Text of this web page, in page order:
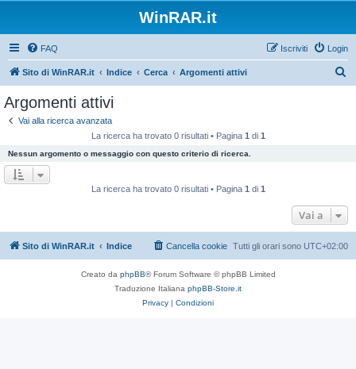
WinRAR.it
FAQ Login
Iscriviti
Sito di WinRAR.it Indice Cerca Argomenti attivi
Argomenti attivi
Vai alla ricerca avanzata
La ricerca ha trovato 0 risultati • Pagina 1 di 1
Nessun argomento o messaggio con questo criterio di ricerca.
La ricerca ha trovato 0 risultati • Pagina 1 di 1
Vai a
Sito di WinRAR.it Indice Tutti gli orari sono UTC+02:00
Cancella cookie
Creato da phpBB® Forum Software © phpBB Limited
Traduzione Italiana phpBB-Store.it
Privacy | Condizioni